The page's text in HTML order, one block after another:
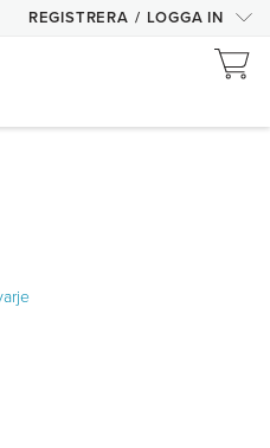
REGISTRERA / LOGGA IN